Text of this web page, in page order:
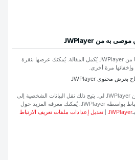
موصى به من JWPlayer
منJWPlayer يُكمل المقالة. يُمكنك عرضها بنقرة
وإخفائها مرة أخرى.
بعرض محتوىJWPlayer
JWPlayer لي. يتيح ذلك نقل البيانات الشخصية إلى
بواسطةJWPlayer. يُمكنك معرفة المزيد حول
JWPlayer تعديل إعدادات ملفات تعريف الارتباط